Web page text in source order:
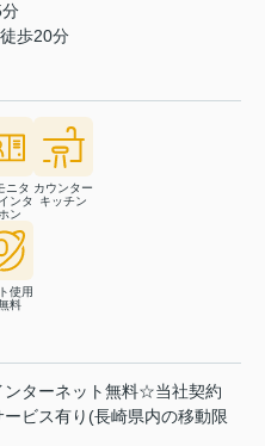
分
徒歩20分
ニタ
ンタ
ン
カウンター
キッチン
使用
料
ターネット無料☆当社契約
ビス有り(長崎県内の移動限